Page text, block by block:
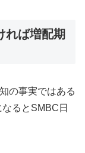
れば増配期
の事実ではある
るとSMBC日